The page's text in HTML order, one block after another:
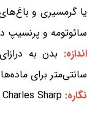
یا گرمسیری و
سائوتومه و پرنسیپ
اندازه:
سانتی‌متر برای ماده‌ها
نگاره: Charles Sharp